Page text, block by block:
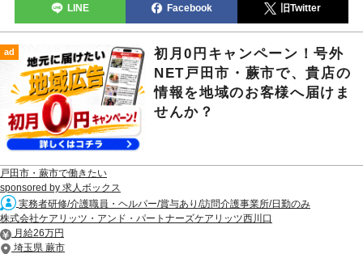
LINE Facebook 旧Twitter
ad
初月0円キャンペーン！号外
NET戸田市・蕨市で、貴店の
情報を地域のお客様へ届けま
せんか？
戸田市・蕨市で働きたい
sponsored by 求人ボックス
実務者研修/介護職員・ヘルパー/賞与あり/訪問介護事業所/日勤のみ
株式会社ケアリッツ・アンド・パートナーズケアリッツ西川口
月給26万円
埼玉県 蕨市